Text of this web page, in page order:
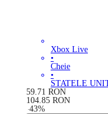
Xbox Live
•
Cheie
•
STATELE
59.71 RON
104.85 RON
-43%